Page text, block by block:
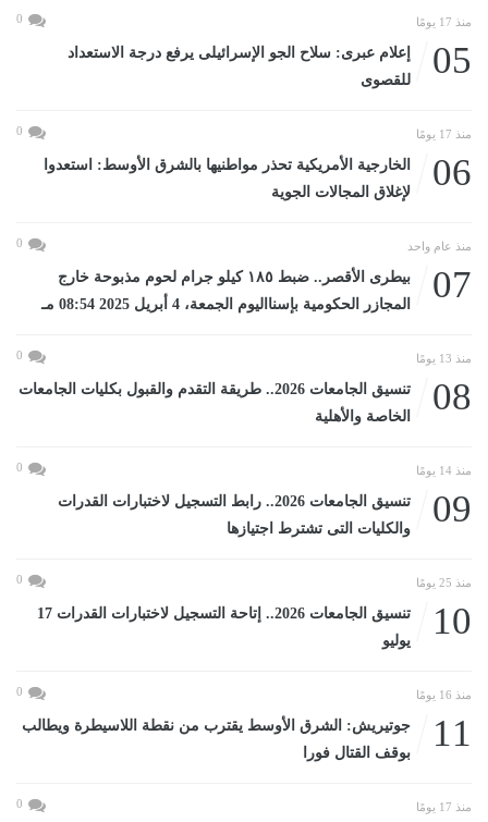
منذ 17 يومًا 0
05
إعلام عبرى: سلاح الجو الإسرائيلى يرفع درجة الاستعداد
للقصوى
منذ 17 يومًا 0
06
الخارجية الأمريكية تحذر مواطنيها بالشرق الأوسط: استعدوا
لإغلاق المجالات الجوية
منذ عام واحد 0
07
بيطرى الأقصر.. ضبط ١٨٥ كيلو جرام لحوم مذبوحة خارج
المجازر الحكومية بإسنااليوم الجمعة، 4 أبريل 2025 08:54 مـ
منذ 13 يومًا 0
08
تنسيق الجامعات 2026.. طريقة التقدم والقبول بكليات الجامعات
الخاصة والأهلية
منذ 14 يومًا 0
09
تنسيق الجامعات 2026.. رابط التسجيل لاختبارات القدرات
والكليات التى تشترط اجتيازها
منذ 25 يومًا 0
10
تنسيق الجامعات 2026.. إتاحة التسجيل لاختبارات القدرات 17
يوليو
منذ 16 يومًا 0
11
جوتيريش: الشرق الأوسط يقترب من نقطة اللاسيطرة ويطالب
بوقف القتال فورا
منذ 17 يومًا 0